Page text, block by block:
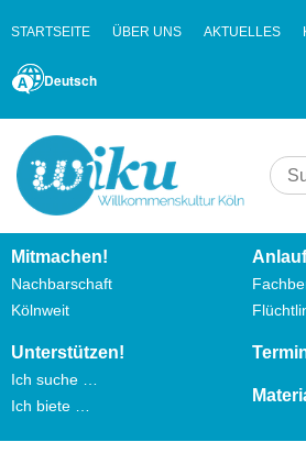
STARTSEITE ÜBER UNS AKTUELLES
Deutsch
Mitmachen!
Nachbarschaft
Kölnweit
Unterstützen!
Ich suche …
Ich biete …